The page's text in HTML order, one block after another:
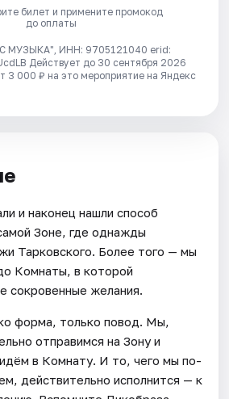
билет и примените промокод
до оплаты
МУЗЫКА", ИНН: 9705121040 erid:
Действует до 30 сентября 2026
3 000 ₽ на это мероприятие на Яндекс
и наконец нашли способ
Зоне, где однажды
Тарковского. Более того — мы
Комнаты, в которой
сокровенные желания.
форма, только повод. Мы,
отправимся на Зону и
в Комнату. И то, чего мы по-
действительно исполнится — к